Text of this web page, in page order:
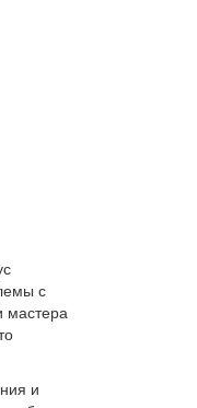
с
мастера
и